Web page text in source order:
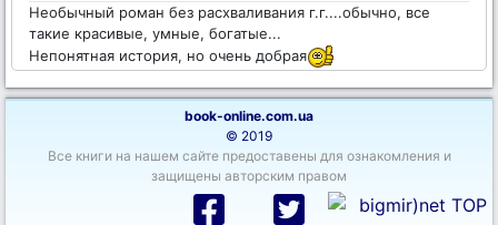
Необычный роман без расхваливания г.г....обычно, все
такие красивые, умные, богатые...
Непонятная история, но очень добрая
book-online.com.ua
© 2019
Все книги на нашем сайте предоставены для ознакомления и
защищены авторским правом